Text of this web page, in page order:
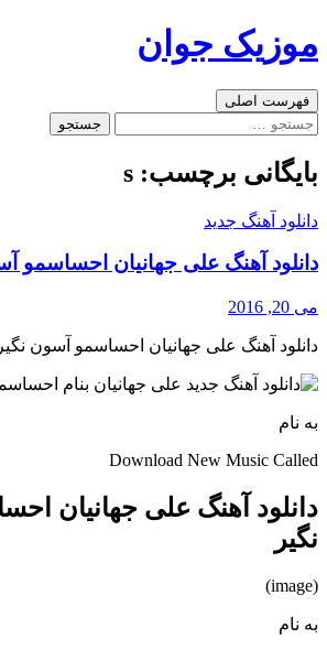
به
موزیک جوان
جست‌وجو
فهرست اصلی
جستجو
بایگانی برچسب: s
دانلود آهنگ جدید
دانلود آهنگ علی جهانیان احساسمو
می 20, 2016
دانلود آهنگ علی جهانیان احساسمو آسون نگیر
به نام
Download New Music Called
دانلود آهنگ علی جهانیان
نگیر
(image)
به نام